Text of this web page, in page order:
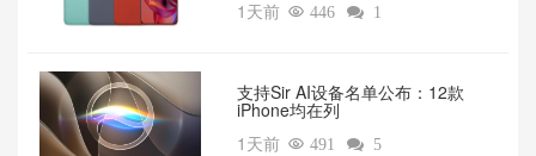
1天前  446  1
支持Sir AI设备名单公布：12款
iPhone均在列
1天前  491  5